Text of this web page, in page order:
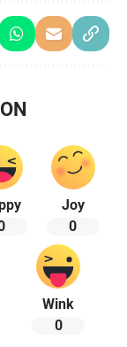
Joy
0
Wink
0